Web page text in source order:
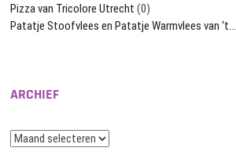
Pizza van Tricolore Utrecht (0)
Patatje Stoofvlees en Patatje Warmvlees van ‘t…
ARCHIEF
Archief